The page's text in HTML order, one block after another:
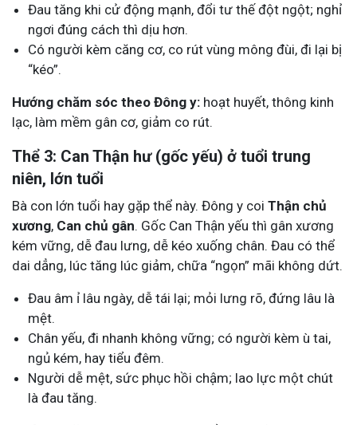
Đau tăng khi cử động mạnh, đổi tư thế đột ngột; nghỉ
ngơi đúng cách thì dịu hơn.
Có người kèm căng cơ, co rút vùng mông đùi, đi lại bị
“kéo”.
Hướng chăm sóc theo Đông y: hoạt huyết, thông kinh
lạc, làm mềm gân cơ, giảm co rút.
Thể 3: Can Thận hư (gốc yếu) ở tuổi trung
niên, lớn tuổi
Bà con lớn tuổi hay gặp thể này. Đông y coi Thận chủ
xương, Can chủ gân. Gốc Can Thận yếu thì gân xương
kém vững, dễ đau lưng, dễ kéo xuống chân. Đau có thể
dai dẳng, lúc tăng lúc giảm, chữa “ngọn” mãi không dứt.
Đau âm ỉ lâu ngày, dễ tái lại; mỏi lưng rõ, đứng lâu là
mệt.
Chân yếu, đi nhanh không vững; có người kèm ù tai,
ngủ kém, hay tiểu đêm.
Người dễ mệt, sức phục hồi chậm; lao lực một chút
là đau tăng.